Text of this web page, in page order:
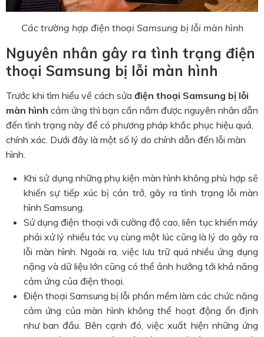
Các trường hợp điện thoại Samsung bị lỗi màn hình
Nguyên nhân gây ra tình trạng điện
thoại Samsung bị lỗi màn hình
Trước khi tìm hiểu về cách sửa điện thoại Samsung bị lỗi
màn hình cảm ứng thì bạn cần nắm được nguyên nhân dẫn
đến tình trạng này để có phương pháp khắc phục hiệu quả,
chính xác. Dưới đây là một số lý do chính dẫn đến lỗi màn
hình.
Khi sử dụng những phụ kiện màn hình không phù hợp sẽ
khiến sự tiếp xúc bị cản trở, gây ra tình trạng lỗi màn
hình Samsung.
Sử dụng điện thoại với cường độ cao, liên tục khiến máy
phải xử lý nhiều tác vụ cùng một lúc cũng là lý do gây ra
lỗi màn hình. Ngoài ra, việc lưu trữ quá nhiều ứng dụng
nặng và dữ liệu lớn cũng có thể ảnh hưởng tới khả năng
cảm ứng của điện thoại.
Điện thoại Samsung bị lỗi phần mềm làm các chức năng
cảm ứng của màn hình không thể hoạt động ổn định
như ban đầu. Bên cạnh đó, việc xuất hiện những ứng